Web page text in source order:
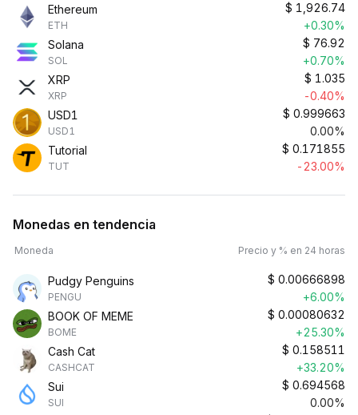
Ethereum
ETH
$ 1,926.74
+0.30%
Solana
SOL
$ 76.92
+0.70%
XRP
XRP
$ 1.035
-0.40%
USD1
USD1
$ 0.999663
0.00%
Tutorial
TUT
$ 0.171855
-23.00%
Monedas en tendencia
Moneda Precio y % en 24 horas
Pudgy Penguins
PENGU
$ 0.00666898
+6.00%
BOOK OF MEME
BOME
$ 0.00080632
+25.30%
Cash Cat
CASHCAT
$ 0.158511
+33.20%
Sui
SUI
$ 0.694568
0.00%